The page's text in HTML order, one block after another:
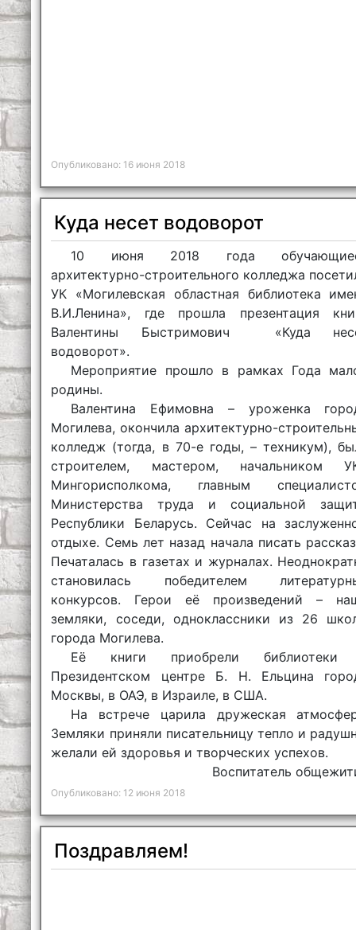
Опубликовано: 16 июня 2018
Куда несет водоворот
10 июня 2018 года
архитектурно-строительного колледжа
УК «Могилевская областная библиотека
В.И.Ленина», где прошла презентация
Валентины Быстримович «Куда
водоворот».
Мероприятие прошло в рамках Года
родины.
Валентина Ефимовна – уроженка
Могилева, окончила архитектурно-
колледж (тогда, в 70-е годы, – техникум),
строителем, мастером, начальником
Мингорисполкома, главным
Министерства труда и социальной
Республики Беларусь. Сейчас на
отдыхе. Семь лет назад начала писать
Печаталась в газетах и журналах.
становилась победителем
конкурсов. Герои её произведений –
земляки, соседи, одноклассники из 26
города Могилева.
Её книги приобрели
Президентском центре Б. Н. Ельцина
Москвы, в ОАЭ, в Израиле, в США.
На встрече царила дружеская
Земляки приняли писательницу тепло и
желали ей здоровья и творческих успехов.
Воспитатель
Опубликовано: 12 июня 2018
Поздравляем!